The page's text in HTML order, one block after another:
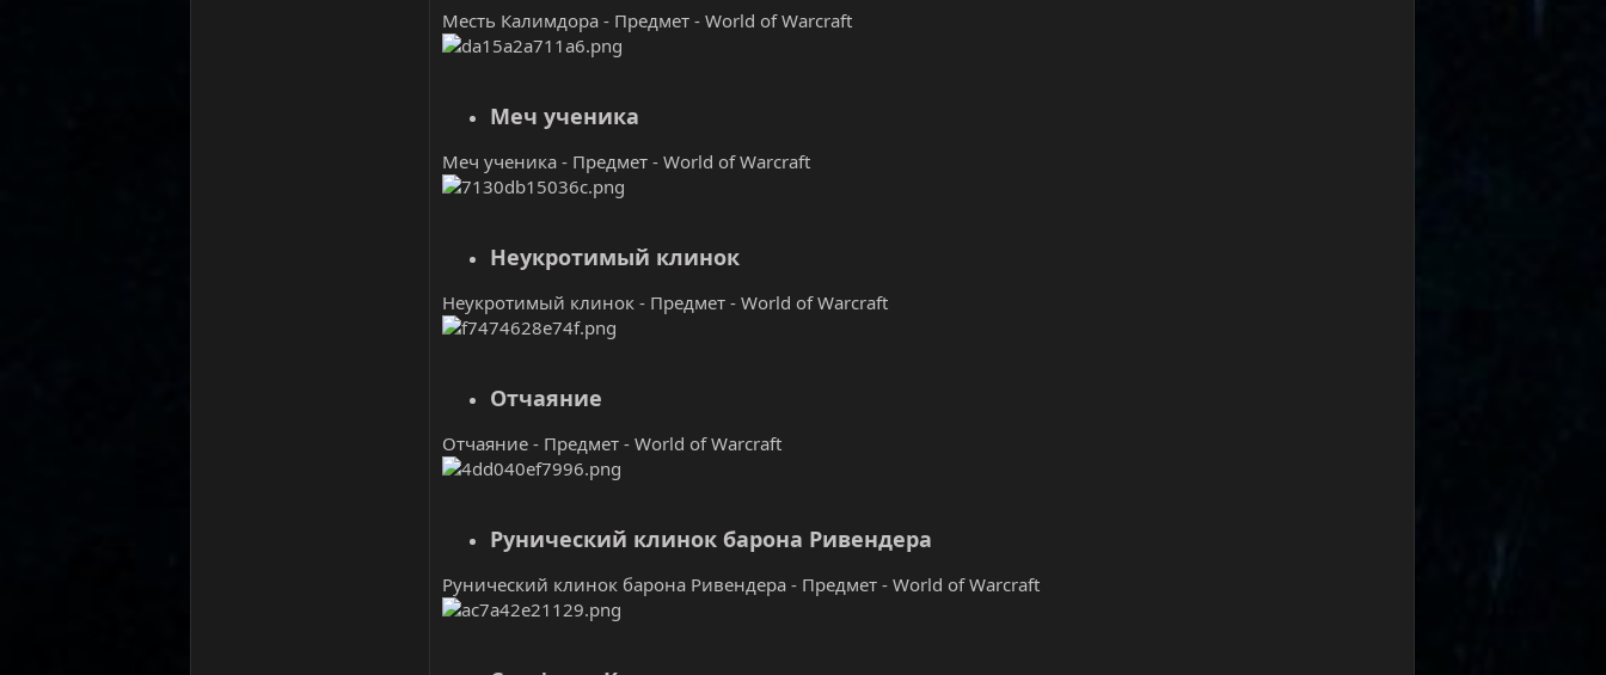
Месть Калимдора - Предмет - World of Warcraft
Меч ученика
Меч ученика - Предмет - World of Warcraft
Неукротимый клинок
Неукротимый клинок - Предмет - World of Warcraft
Отчаяние
Отчаяние - Предмет - World of Warcraft
Рунический клинок барона Ривендера
Рунический клинок барона Ривендера - Предмет - World of Warcraft